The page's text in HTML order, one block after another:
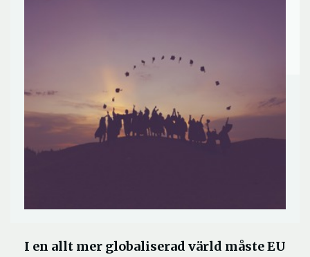
I en allt mer globaliserad värld måste EU